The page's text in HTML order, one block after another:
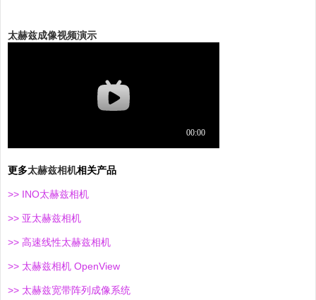
太赫兹成像视频演示
更多太赫兹相机相关产品
>> INO太赫兹相机
>> 亚太赫兹相机
>> 高速线性太赫兹相机
>> 太赫兹相机 OpenView
>> 太赫兹宽带阵列成像系统